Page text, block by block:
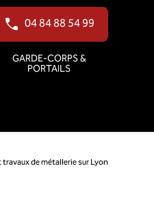
04 84 88 54 99
GARDE-CORPS &
PORTAILS
de métallerie sur Lyon